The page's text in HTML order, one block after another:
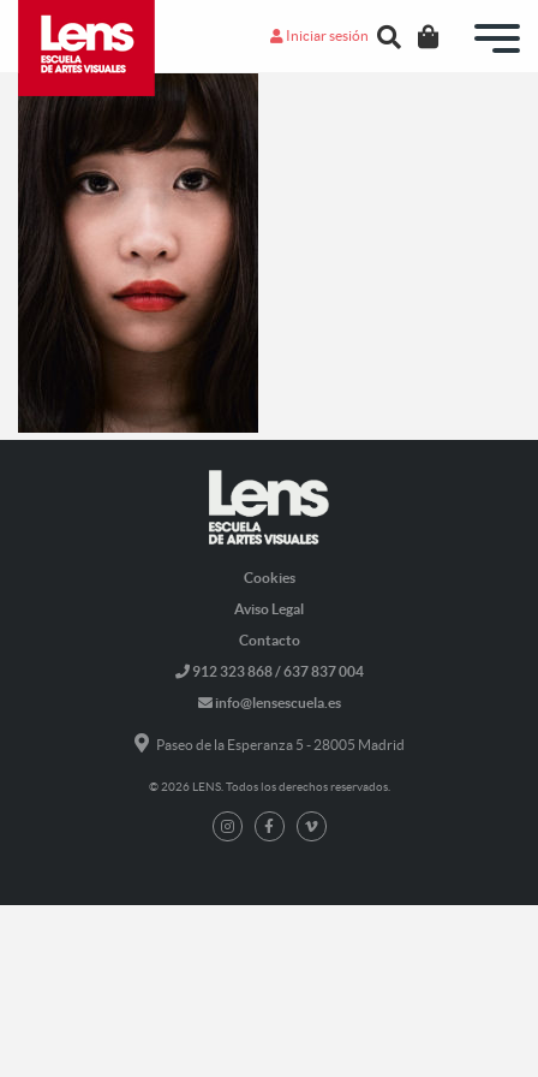
Iniciar sesión
Cookies
Aviso Legal
Contacto
912 323 868 / 637 837 004
info@lensescuela.es
Paseo de la Esperanza 5 - 28005 Madrid
© 2026 LENS. Todos los derechos reservados.